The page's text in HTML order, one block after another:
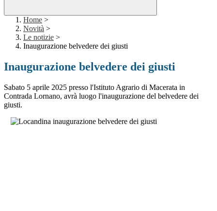
Home >
Novità >
Le notizie >
Inaugurazione belvedere dei giusti
Inaugurazione belvedere dei giusti
Sabato 5 aprile 2025 presso l'Istituto Agrario di Macerata in
Contrada Lornano, avrà luogo l'inaugurazione del belvedere dei
giusti.